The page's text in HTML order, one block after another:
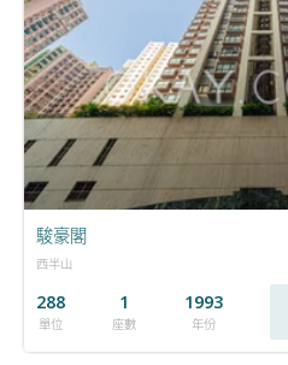
駿豪閣
西半山
288
單位
1
座數
1993
年份